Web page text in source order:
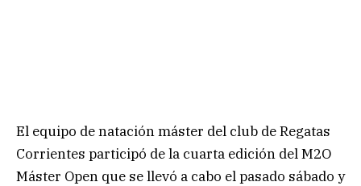
El equipo de natación máster del club de Regatas
Corrientes participó de la cuarta edición del M2O
Máster Open que se llevó a cabo el pasado sábado y